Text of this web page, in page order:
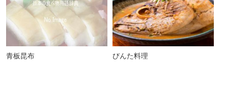
青板昆布 びんた料理